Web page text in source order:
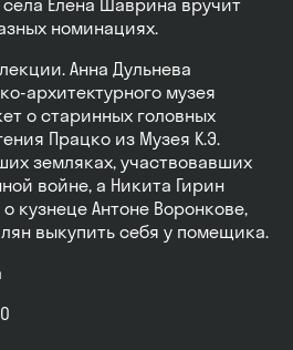
Елена Шаврина вручит
номинациях.
Анна Дульнева
архитектурного музея
о старинных головных
Працко из Музея К.Э.
земляках, участвовавших
войне, а Никита Гирин
кузнеце Антоне Воронкове,
выкупить себя у помещика.